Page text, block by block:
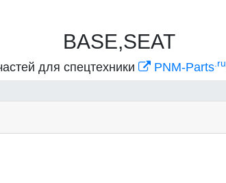
BASE,SEAT
для спецтехники PNM-Parts.ru